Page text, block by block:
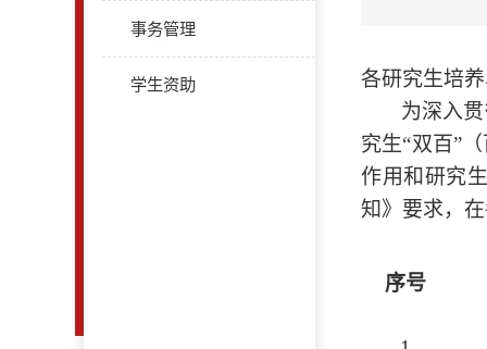
事务管理
学生资助
各研究生培养
为深入
究生“双百”
作用和研究
知》要求，
序号